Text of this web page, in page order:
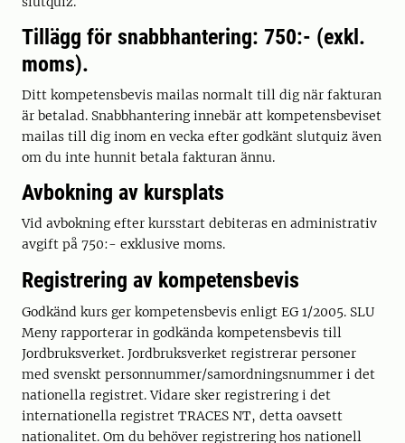
Tillägg för snabbhantering: 750:- (exkl.
moms).
Ditt kompetensbevis mailas normalt till dig när fakturan
är betalad. Snabbhantering innebär att kompetensbeviset
mailas till dig inom en vecka efter godkänt slutquiz även
om du inte hunnit betala fakturan ännu.
Avbokning av kursplats
Vid avbokning efter kursstart debiteras en administrativ
avgift på 750:- exklusive moms.
Registrering av kompetensbevis
Godkänd kurs ger kompetensbevis enligt EG 1/2005. SLU
Meny rapporterar in godkända kompetensbevis till
Jordbruksverket. Jordbruksverket registrerar personer
med svenskt personnummer/samordningsnummer i det
nationella registret. Vidare sker registrering i det
internationella registret TRACES NT, detta oavsett
nationalitet. Om du behöver registrering hos nationell